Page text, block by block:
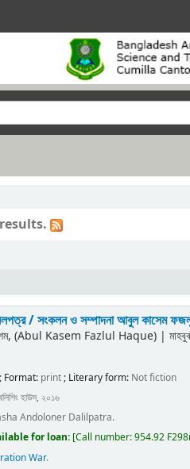
/সংকলন ও সম্পাদনা আবুল কাসেম
(Abul Kasem Fazlul Haque)|
Format: print; Literary form: Not fiction
হাউস, ২০১৬
Andoloner Dalilpatra.
for loan: [Call number:954.92
War.